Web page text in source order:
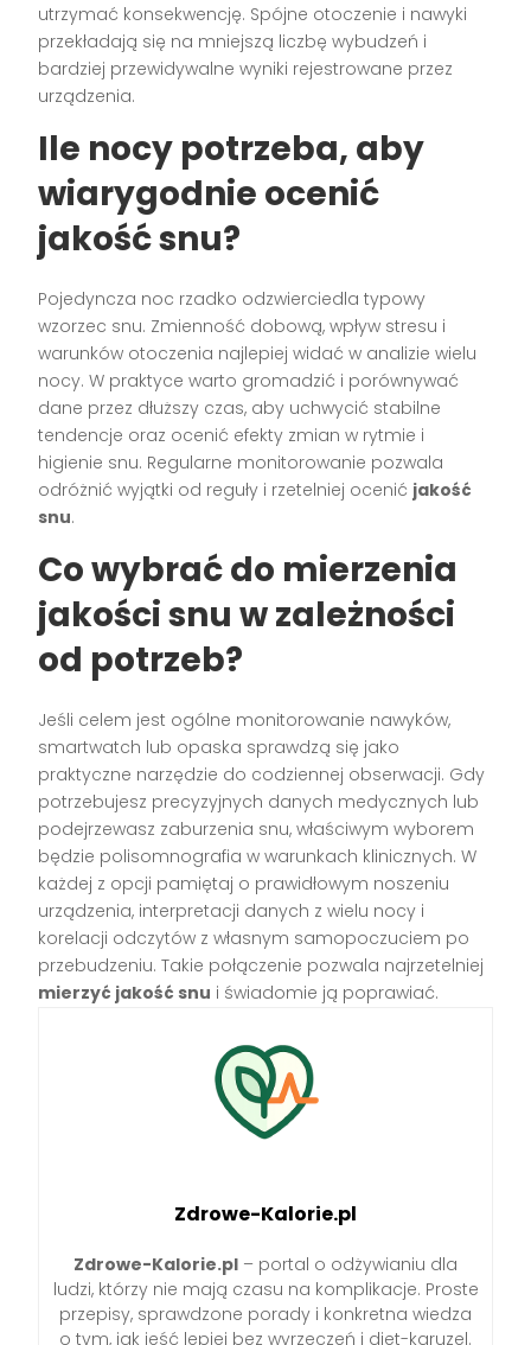
utrzymać konsekwencję. Spójne otoczenie i nawyki
przekładają się na mniejszą liczbę wybudzeń i
bardziej przewidywalne wyniki rejestrowane przez
urządzenia.
Ile nocy potrzeba, aby
wiarygodnie ocenić
jakość snu?
Pojedyncza noc rzadko odzwierciedla typowy
wzorzec snu. Zmienność dobową, wpływ stresu i
warunków otoczenia najlepiej widać w analizie wielu
nocy. W praktyce warto gromadzić i porównywać
dane przez dłuższy czas, aby uchwycić stabilne
tendencje oraz ocenić efekty zmian w rytmie i
higienie snu. Regularne monitorowanie pozwala
odróżnić wyjątki od reguły i rzetelniej ocenić jakość
snu.
Co wybrać do mierzenia
jakości snu w zależności
od potrzeb?
Jeśli celem jest ogólne monitorowanie nawyków,
smartwatch lub opaska sprawdzą się jako
praktyczne narzędzie do codziennej obserwacji. Gdy
potrzebujesz precyzyjnych danych medycznych lub
podejrzewasz zaburzenia snu, właściwym wyborem
będzie polisomnografia w warunkach klinicznych. W
każdej z opcji pamiętaj o prawidłowym noszeniu
urządzenia, interpretacji danych z wielu nocy i
korelacji odczytów z własnym samopoczuciem po
przebudzeniu. Takie połączenie pozwala najrzetelniej
mierzyć jakość snu i świadomie ją poprawiać.
Zdrowe-Kalorie.pl
Zdrowe-Kalorie.pl – portal o odżywianiu dla
ludzi, którzy nie mają czasu na komplikacje. Proste
przepisy, sprawdzone porady i konkretna wiedza
o tym, jak jeść lepiej bez wyrzeczeń i diet-karuzel.